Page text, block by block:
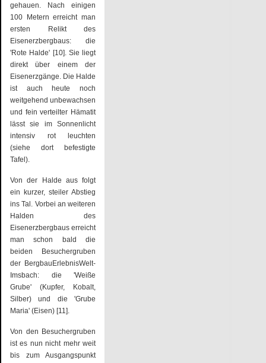
gehauen. Nach einigen
100 Metern erreicht man
ersten Relikt des
Eisenerzbergbaus: die
'Rote Halde' [10]. Sie liegt
direkt über einem der
Eisenerzgänge. Die Halde
ist auch heute noch
weitgehend unbewachsen
und fein verteilter Hämatit
lässt sie im Sonnenlicht
intensiv rot leuchten
(siehe dort befestigte
Tafel).
Von der Halde aus folgt
ein kurzer, steiler Abstieg
ins Tal. Vorbei an weiteren
Halden des
Eisenerzbergbaus erreicht
man schon bald die
beiden Besuchergruben
der BergbauErlebnisWelt-
Imsbach: die 'Weiße
Grube' (Kupfer, Kobalt,
Silber) und die 'Grube
Maria' (Eisen) [11].
Von den Besuchergruben
ist es nun nicht mehr weit
bis zum Ausgangspunkt